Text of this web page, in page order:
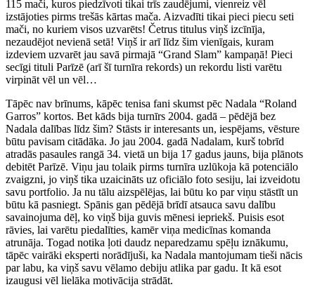
115 mači, kuros piedzīvoti tikai trīs zaudējumi, vienreiz vēl
izstājoties pirms trešās kārtas mača. Aizvadīti tikai pieci piecu seti
mači, no kuriem visos uzvarēts! Četrus titulus viņš izcīnīja,
nezaudējot nevienā setā! Viņš ir arī līdz šim vienīgais, kuram
izdeviem uzvarēt jau savā pirmajā “Grand Slam” kampaņā! Pieci
secīgi tituli Parīzē (arī šī turnīra rekords) un rekordu listi varētu
virpināt vēl un vēl…
Tāpēc nav brīnums, kāpēc tenisa fani skumst pēc Nadala “Roland
Garros” kortos. Bet kāds bija turnīrs 2004. gadā – pēdējā bez
Nadala dalības līdz šim? Stāsts ir interesants un, iespējams, vēsture
būtu pavisam citādāka. Jo jau 2004. gadā Nadalam, kurš tobrīd
atradās pasaules rangā 34. vietā un bija 17 gadus jauns, bija plānots
debitēt Parīzē. Viņu jau tolaik pirms turnīra uzlūkoja kā potenciālo
zvaigzni, jo viņš tika uzaicināts uz oficiālo foto sesiju, lai izveidotu
savu portfolio. Ja nu tālu aizspēlējas, lai būtu ko par viņu stāstīt un
būtu kā pasniegt. Spānis gan pēdējā brīdī atsauca savu dalību
savainojuma dēļ, ko viņš bija guvis mēnesi iepriekš. Puisis esot
rāvies, lai varētu piedalīties, kamēr viņa medicīnas komanda
atrunāja. Togad notika ļoti daudz neparedzamu spēļu iznākumu,
tāpēc vairāki eksperti norādījuši, ka Nadala mantojumam tieši nācis
par labu, ka viņš savu vēlamo debiju atlika par gadu. It kā esot
izaugusi vēl lielāka motivācija strādāt.